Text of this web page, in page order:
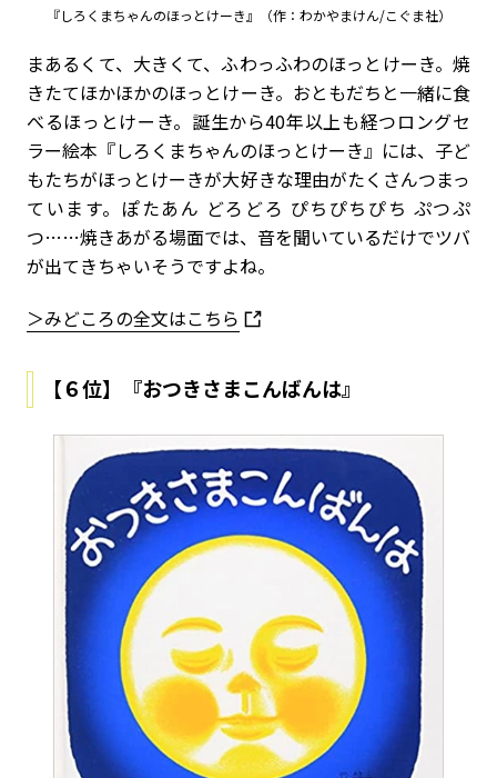
『しろくまちゃんのほっとけーき』（作：わかやまけん/こぐま社）
まあるくて、大きくて、ふわっふわのほっとけーき。焼
きたてほかほかのほっとけーき。おともだちと一緒に食
べるほっとけーき。誕生から40年以上も経つロングセ
ラー絵本『しろくまちゃんのほっとけーき』には、子ど
もたちがほっとけーきが大好きな理由がたくさんつまっ
ています。ぽたあん どろどろ ぴちぴちぴち ぷつぷ
つ……焼きあがる場面では、音を聞いているだけでツバ
が出てきちゃいそうですよね。
＞みどころの全文はこちら
【６位】『おつきさまこんばんは』